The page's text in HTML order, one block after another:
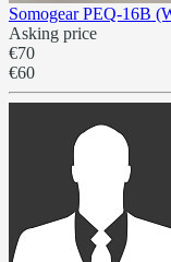
Somogear PEQ-16B
Asking price
€70
€60